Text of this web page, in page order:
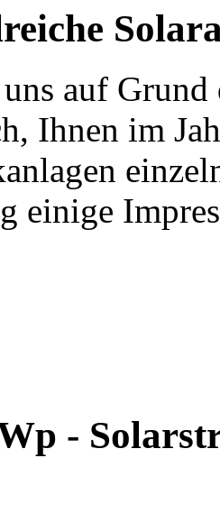
auf
Ihnen im
einige
-